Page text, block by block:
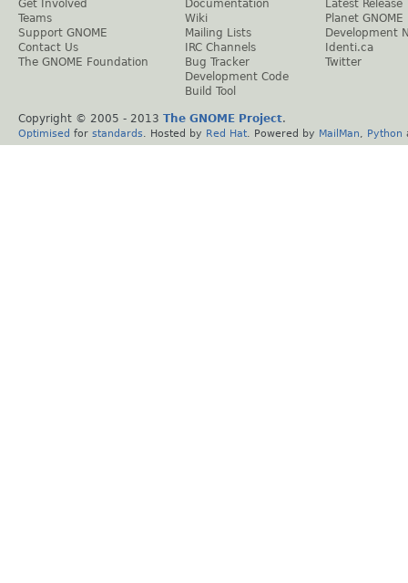
Get Involved
Teams
Support GNOME
Contact Us
The GNOME Foundation
Documentation
Wiki
Mailing Lists
IRC Channels
Bug Tracker
Development Code
Build Tool
Latest Release
Planet GNOME
Development
Identi.ca
Twitter
Copyright © 2005 - 2013 The GNOME Project.
Optimised for standards . Hosted by Red Hat . Powered by MailMan Python